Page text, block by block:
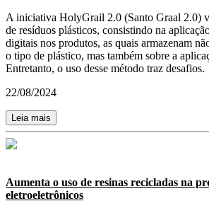
A iniciativa HolyGrail 2.0 (Santo Graal 2.0)
de resíduos plásticos, consistindo na
digitais nos produtos, as quais armazenam
o tipo de plástico, mas também sobre a
Entretanto, o uso desse método traz desafios.
22/08/2024
Leia mais
Aumenta o uso de resinas recicladas na
eletroeletrônicos